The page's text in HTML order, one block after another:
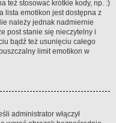
też stosować krótkie kody, np. :)
lista emotikon jest dostępna z
należy jednak nadmiernie
post stanie się nieczytelny i
bądź też usunięciu całego
limit emotikon w
administrator włączył